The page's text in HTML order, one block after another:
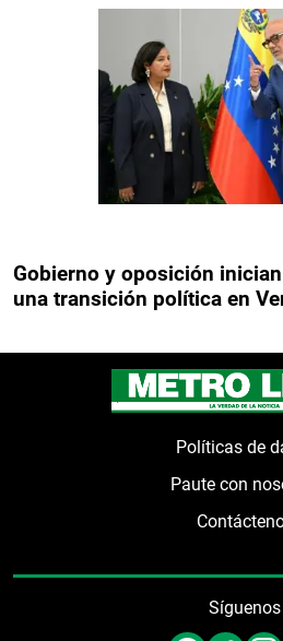
Gobierno y oposición
una transición política en
Políticas de
Paute con
Síguenos